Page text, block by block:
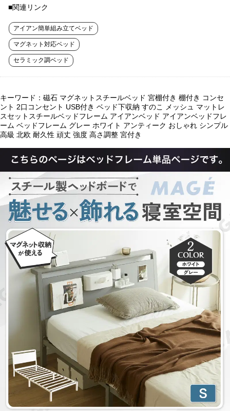
■関連リンク
アイアン簡単組み立てベッド
マグネット対応ベッド
セラミック調ベッド
キーワード：磁石 マグネットスチールベッド 宮棚付き 棚付き コンセ
ント 2口コンセント USB付き ベッド下収納 すのこ メッシュ マットレ
スセットスチールベッドフレーム アイアンベッド アイアンベッドフレ
ーム ベッドフレーム グレー ホワイト アンティーク おしゃれ シンプル
高級 北欧 耐久性 頑丈 強度 高さ調整 宮付き